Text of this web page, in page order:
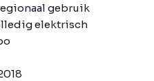
gebruik
elektrisch